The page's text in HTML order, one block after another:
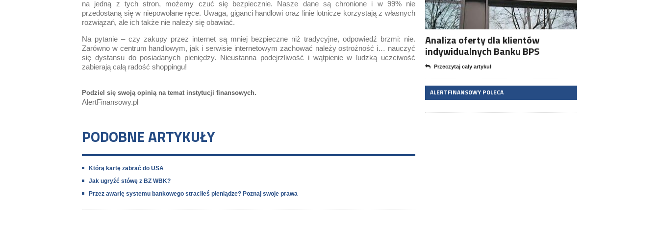
na jedną z tych stron, możemy czuć się bezpiecznie. Nasze dane są chronione i w 99% nie
przedostaną się w niepowołane ręce. Uwaga, giganci handlowi oraz linie lotnicze korzystają z własnych
rozwiązań, ale ich także nie należy się obawiać.
Na pytanie – czy zakupy przez internet są mniej bezpieczne niż tradycyjne, odpowiedź brzmi: nie.
Zarówno w centrum handlowym, jak i serwisie internetowym zachować należy ostrożność i… nauczyć
się dystansu do posiadanych pieniędzy. Nieustanna podejrzliwość i wątpienie w ludzką uczciwość
zabierają całą radość shoppingu!
Podziel się swoją opinią na temat instytucji finansowych.
AlertFinansowy.pl
PODOBNE ARTYKUŁY
Którą kartę zabrać do USA
Jak ugryźć stówę z BZ WBK?
Przez awarię systemu bankowego straciłeś pieniądze? Poznaj swoje prawa
Analiza oferty dla klientów
indywidualnych Banku BPS
Przeczytaj cały artykuł
ALERTFINANSOWY POLECA